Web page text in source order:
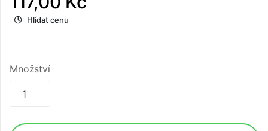
Hlídat cenu
Množství